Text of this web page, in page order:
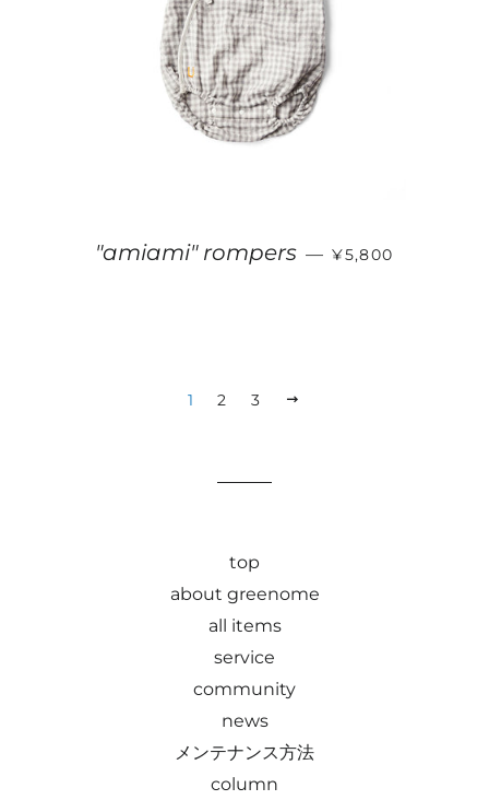
"amiami" rompers — 販売価格
¥5,800
1 2 3
top
about greenome
all items
service
community
news
メンテナンス方法
column